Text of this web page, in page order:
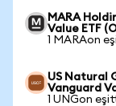
MARA
Value ETF
1 MARAon
US Natural
Vanguard
1 UNGon